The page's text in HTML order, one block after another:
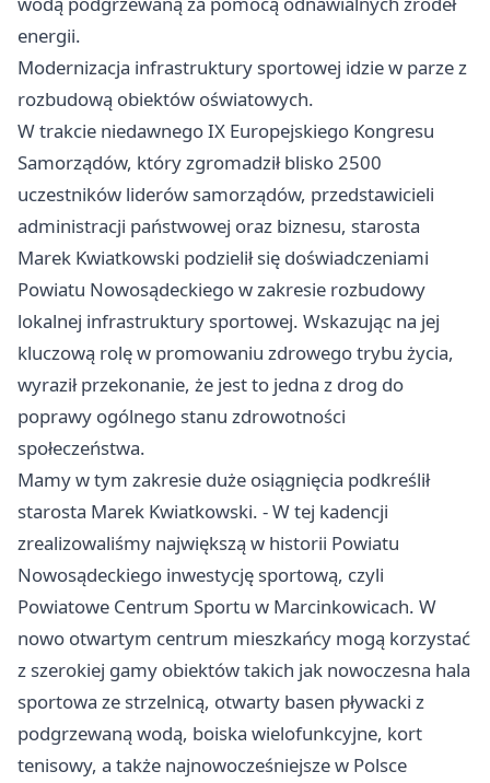
energii.
Modernizacja infrastruktury sportowej idzie w parze z
rozbudową obiektów oświatowych.
W trakcie niedawnego IX Europejskiego Kongresu
Samorządów, który zgromadził blisko 2500
uczestników liderów samorządów, przedstawicieli
administracji państwowej oraz biznesu, starosta
Marek Kwiatkowski podzielił się doświadczeniami
Powiatu Nowosądeckiego w zakresie rozbudowy
lokalnej infrastruktury sportowej. Wskazując na jej
kluczową rolę w promowaniu zdrowego trybu życia,
wyraził przekonanie, że jest to jedna z drog do
poprawy ogólnego stanu zdrowotności
społeczeństwa.
Mamy w tym zakresie duże osiągnięcia podkreślił
starosta Marek Kwiatkowski. - W tej kadencji
zrealizowaliśmy największą w historii Powiatu
Nowosądeckiego inwestycję sportową, czyli
Powiatowe Centrum Sportu w Marcinkowicach. W
nowo otwartym centrum mieszkańcy mogą korzystać
z szerokiej gamy obiektów takich jak nowoczesna hala
sportowa ze strzelnicą, otwarty basen pływacki z
podgrzewaną wodą, boiska wielofunkcyjne, kort
tenisowy, a także najnowocześniejsze w Polsce